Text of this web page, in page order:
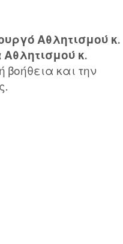
Αθλητισμού κ.
κ.
βοήθεια και την